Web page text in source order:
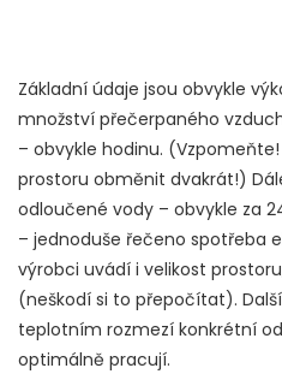
Základní údaje jsou obvykle
množství přečerpaného
– obvykle hodinu.
prostoru obměnit dvakrát!)
odloučené vody – obvykle za
– jednoduše řečeno spotřeba
výrobci uvádí i velikost
(neškodí si to přepočítat).
teplotním rozmezí konkrétní
optimálně pracují.